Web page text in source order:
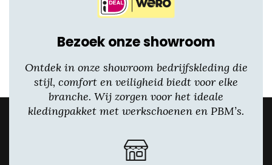
Bezoek onze showroom
Ontdek in onze showroom bedrijfskleding die
stijl, comfort en veiligheid biedt voor elke
branche. Wij zorgen voor het ideale
kledingpakket met werkschoenen en PBM’s.